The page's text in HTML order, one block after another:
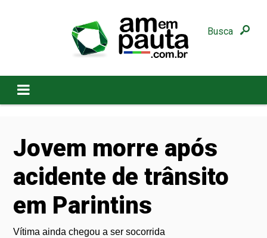
Busca
Jovem morre após
acidente de trânsito
em Parintins
Vítima ainda chegou a ser socorrida